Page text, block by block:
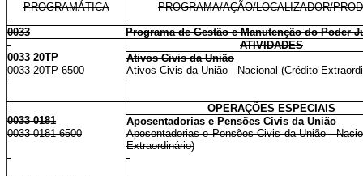
PROGRAMÁTICA PROGRAMA/AÇÃO/LOCALIZADOR/
0033
Programa de Gestão e Manutenção do Poder
ATIVIDADES
0033 20TP
Ativos Civis da União
0033 20TP 6500
Ativos Civis da União - Nacional (Crédito
OPERAÇÕES ESPECIAIS
0033 0181
Aposentadorias e Pensões Civis da União
0033 0181 6500
Aposentadorias e Pensões Civis da União -
Extraordinário)